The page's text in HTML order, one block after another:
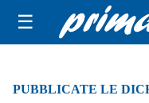
☰
PUBBLICATE LE